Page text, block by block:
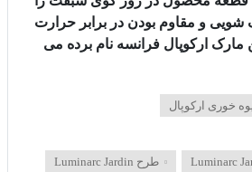
و مقاوم بودن در برابر حرارت
میکند ، از لومینارک به عنوان بهترین مارک ارکوپال فرانسه نام برده می
خوری ارکوپال
طرح Luminarc Jardin